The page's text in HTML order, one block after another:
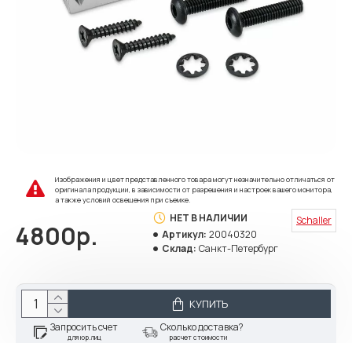
Изображения и цвет представленного товара могут незначительно отличаться от
оригинала продукции, в зависимости от разрешения и настроек вашего монитора,
а также условий освещения при съемке.
4800р.
НЕТ В НАЛИЧИИ
Артикул: 20040320
Склад: Санкт-Петербург
Schaller
КУПИТЬ
Запросить счет
для юр.лиц
Сколько доставка?
расчет стоимости